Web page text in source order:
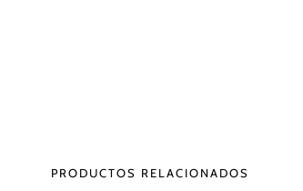
PRODUCTOS RELACIONADOS